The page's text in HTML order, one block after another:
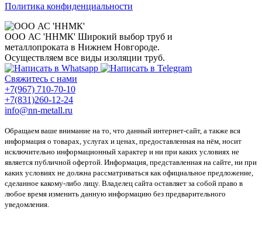
Политика конфиденциальности
ООО АС 'ННМК' Широкий выбор труб и
металлопроката в Нижнем Новгороде.
Осуществляем все виды изоляции труб.
Свяжитесь с нами
+7(967) 710-70-10
+7(831)260-12-24
info@nn-metall.ru
Обращаем ваше внимание на то, что данный интернет-сайт, а также вся
информация о товарах, услугах и ценах, предоставленная на нём, носит
исключительно информационный характер и ни при каких условиях не
является публичной офертой. Информация, представленная на сайте, ни при
каких условиях не должна рассматриваться как официальное предложение,
сделанное какому-либо лицу. Владелец сайта оставляет за собой право в
любое время изменить данную информацию без предварительного
уведомления.